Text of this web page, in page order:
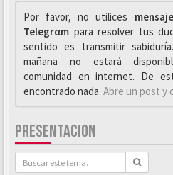
Por favor, no utilices
Telegrαm para resolver tus
sentido es transmitir
mañana no estará
comunidad en internet. De
encontrado nada. Abre un post y
PRESENTACION